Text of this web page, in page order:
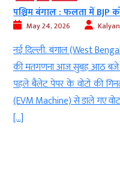
पश्चिम बंगाल : फलता में BJP
May 24, 2026
नई दिल्ली. बंगाल (West
की मतगणना आज सुबह आठ बजे
पहले बैलेट पेपर के वोटों की
(EVM Machine) से डाले गए वोट
[…]